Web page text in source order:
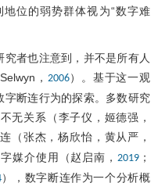
位的弱势群体视为“数字难
者也注意到，并不是所有人
， 2006）。基于这一观
断连行为的探索。多数研究
无关系（李子仪，姬德强，
（张杰，杨欣怡，黄从严，
媒介使用（赵启南， 2019 ；
），数字断连作为一个分析概